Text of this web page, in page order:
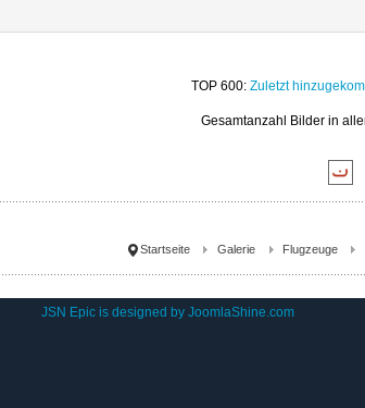
TOP 600:Zuletzt
Gesamtanzahl Bilder in
Startseite Galerie Flugzeuge
JSN Epic is designed byJoomlaShine.com